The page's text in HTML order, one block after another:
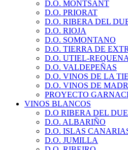
D.O. MONTSANT
D.O. PRIORAT
D.O. RIBERA DEL
D.O. RIOJA
D.O. SOMONTANO
D.O. TIERRA DE
D.O. UTIEL-REQUENA
D.O. VALDEPEÑAS
D.O. VINOS DE LA
D.O. VINOS DE
PROYECTO
VINOS BLANCOS
D.O RIBERA DEL
D.O. ALBARIÑO
D.O. ISLAS
D.O. JUMILLA